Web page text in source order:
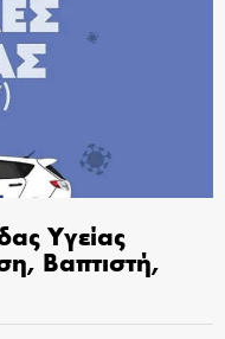
Υγείας
Βαπτιστή,